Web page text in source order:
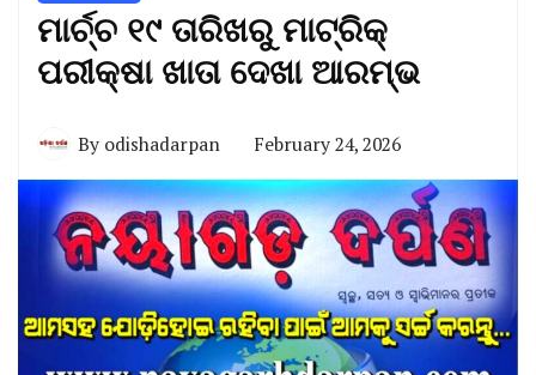
ମାର୍ଚ୍ଚ ୧୯ ତାରିଖରୁ ମାଟ୍ରିକ୍
ପରୀକ୍ଷା ଖାତା ଦେଖା ଆରମ୍ଭ
By odishadarpan February 24, 2026